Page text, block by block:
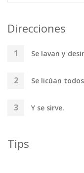
Direcciones
Se lavan y
Se licúan
Y se sirve.
Tips